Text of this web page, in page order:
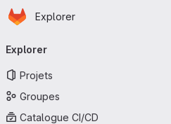
Passer au contenu principal
Page d'accueil
Explorer
principale
Explorer
Projets
Groupes
Catalogue CI/CD